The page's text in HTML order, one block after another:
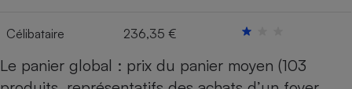
Célibataire 236,35 €
Le panier global : prix du panier moyen (103
Cafetière à expressos